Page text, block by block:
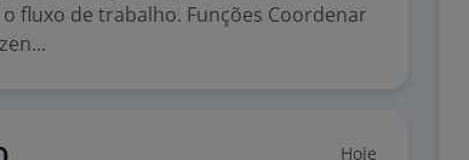
fluxo de trabalho. Funções Coordenar
Hoje